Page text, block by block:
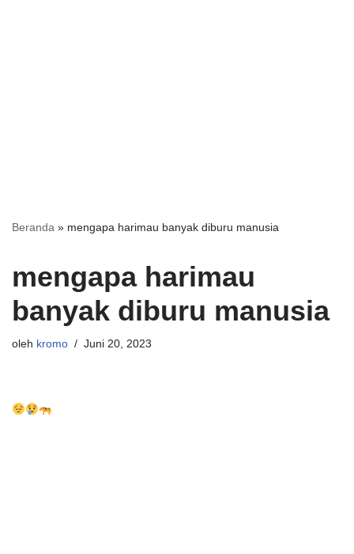
Beranda » mengapa harimau banyak diburu manusia
mengapa harimau
banyak diburu manusia
oleh kromo Juni 20, 2023